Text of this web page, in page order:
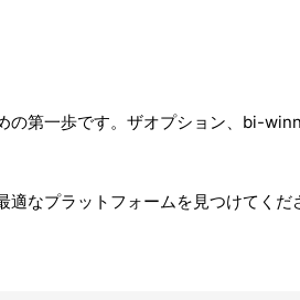
第一歩です。ザオプション、bi-
なプラットフォームを見つけてく